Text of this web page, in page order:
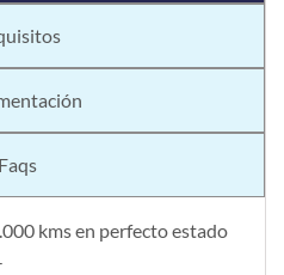
Faqs
kms en perfecto estado